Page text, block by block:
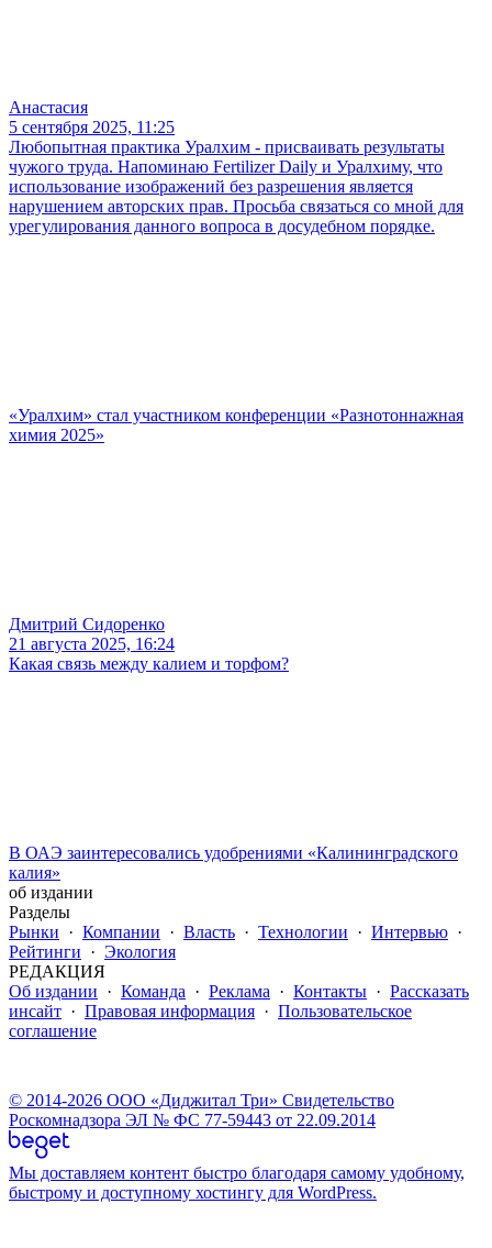
Анастасия
5 сентября 2025, 11:25
Любопытная практика Уралхим - присваивать результаты
чужого труда. Напоминаю Fertilizer Daily и Уралхиму, что
использование изображений без разрешения является
нарушением авторских прав. Просьба связаться со мной для
урегулирования данного вопроса в досудебном порядке.
«Уралхим» стал участником конференции «Разнотоннажная
химия 2025»
Дмитрий Сидоренко
21 августа 2025, 16:24
Какая связь между калием и торфом?
В ОАЭ заинтересовались удобрениями «Калининградского
калия»
об издании
Разделы
Рынки · Компании · Власть · Технологии · Интервью ·
Рейтинги · Экология
РЕДАКЦИЯ
Об издании · Команда · Реклама · Контакты · Рассказать
инсайт · Правовая информация · Пользовательское
соглашение
© 2014-2026 ООО «Диджитал Три» Свидетельство
Роскомнадзора ЭЛ № ФС 77-59443 от 22.09.2014
Мы доставляем контент быстро благодаря самому удобному,
быстрому и доступному хостингу для WordPress.